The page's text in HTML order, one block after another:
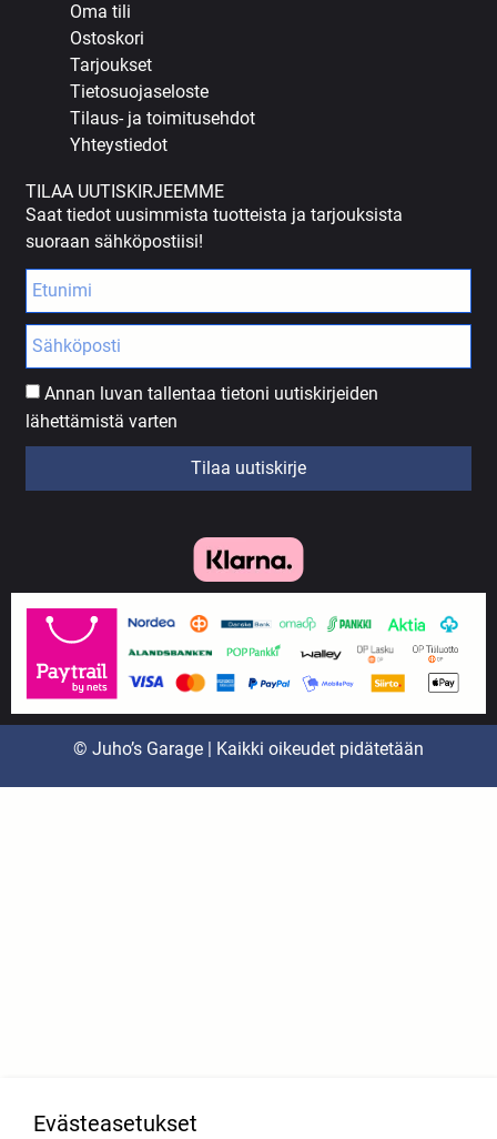
Oma tili
Ostoskori
Tarjoukset
Tietosuojaseloste
Tilaus- ja toimitusehdot
Yhteystiedot
TILAA UUTISKIRJEEMME
Saat tiedot uusimmista tuotteista ja tarjouksista
suoraan sähköpostiisi!
Annan luvan tallentaa tietoni uutiskirjeiden
lähettämistä varten
Tilaa uutiskirje
© Juho’s Garage | Kaikki oikeudet pidätetään
Evästeasetukset